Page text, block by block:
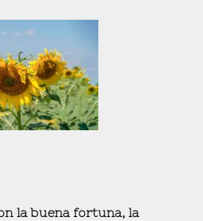
la buena fortuna, la